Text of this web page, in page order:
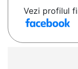
Vezi profilul